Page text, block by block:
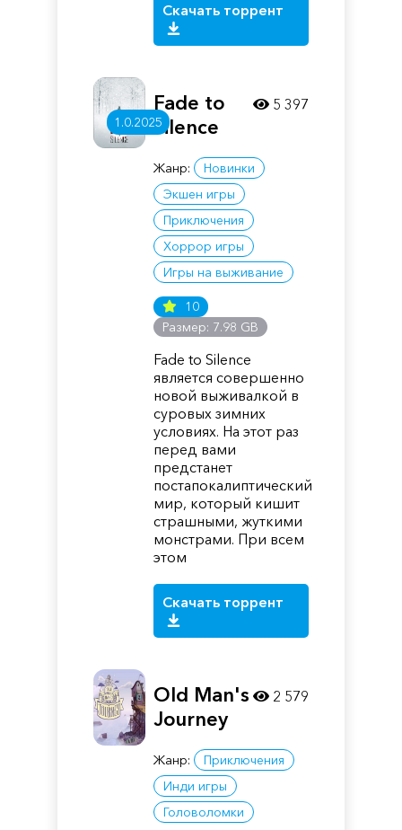
Скачать торрент
1.0.2025
Fade to
Silence
Жанр:
Новинки
Экшен игры
Приключения
Хоррор игры
Игры на выживание
10
Размер: 7.98 GB
Fade to Silence
является совершенно
новой выживалкой в
суровых зимних
условиях. На этот раз
перед вами
предстанет
постапокалиптический
мир, который кишит
страшными, жуткими
монстрами. При всем
этом
Скачать торрент
5 397
Old Man's
Journey
Жанр:
Приключения
Инди игры
Головоломки
2 579